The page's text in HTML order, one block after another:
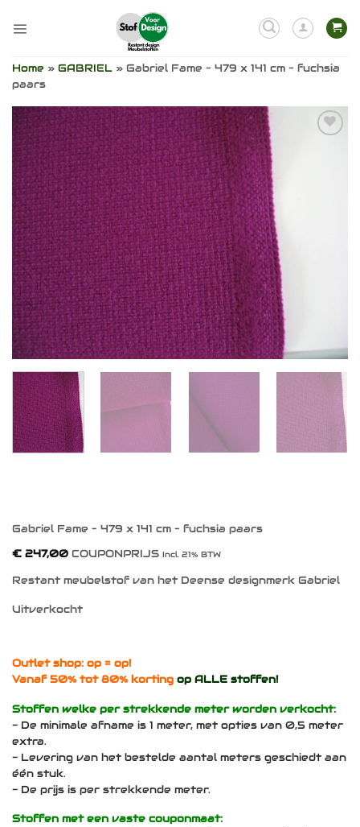
naar
Home » GABRIEL » Gabriel Fame – 479 x 141 cm – fuchsia
paars
Gabriel Fame – 479 x 141 cm – fuchsia paars
€ 247,00 COUPONPRIJS Incl. 21% BTW
Restant meubelstof van het Deense designmerk Gabriel
Uitverkocht
Outlet shop: op = op!
Vanaf 50% tot 80% korting op ALLE stoffen!
Stoffen welke per strekkende meter worden verkocht:
- De minimale afname is 1 meter, met opties van 0,5 meter
extra.
- Levering van het bestelde aantal meters geschiedt aan
één stuk.
- De prijs is per strekkende meter.
Stoffen met een vaste couponmaat: